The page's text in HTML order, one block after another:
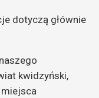
dotyczą głównie
kwidzyński,
miejsca